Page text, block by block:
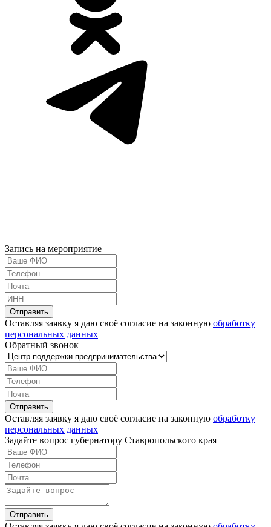
Запись на мероприятие
Оставляя заявку я даю своё согласие на законную обработку
персональных данных
Обратный звонок
Оставляя заявку я даю своё согласие на законную обработку
персональных данных
Задайте вопрос губернатору Ставропольского края